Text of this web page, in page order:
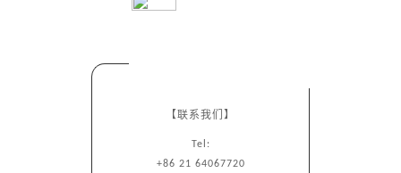
【联系我们】
Tel:
+86 21 64067720